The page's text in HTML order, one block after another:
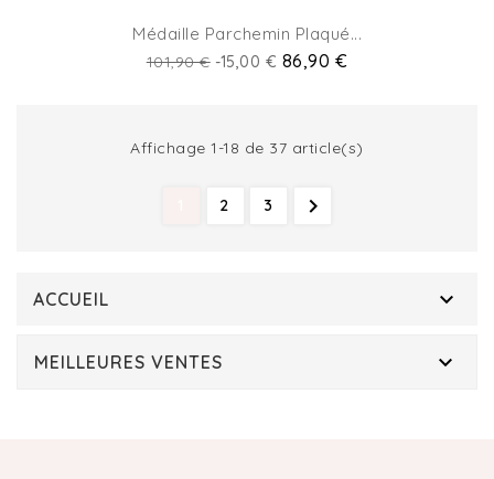
Médaille Parchemin Plaqué...
Prix
101,90 € -15,00 € Prix
86,90 €
Affichage 1-18 de 37 article(s)
2 3 
ACCUEIL 
MEILLEURES VENTES 